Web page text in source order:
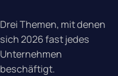
Drei Themen, mit denen
sich 2026 fast jedes
Unternehmen
beschäftigt.